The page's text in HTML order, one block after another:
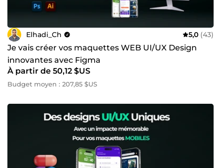
Elhadi_Ch 5,0 (43)
Je vais créer vos maquettes WEB UI/UX Design
innovantes avec Figma
À partir de 50,12 $US
Budget moyen : 207,85 $US